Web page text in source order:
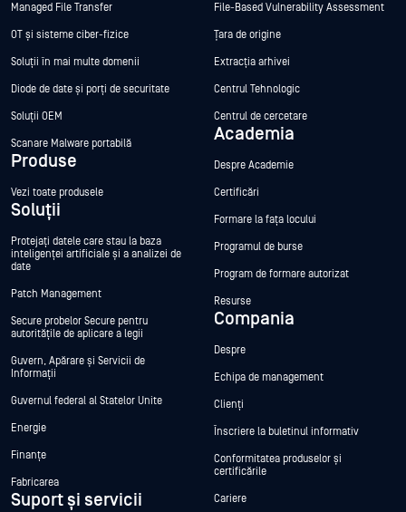
Managed File Transfer
OT și sisteme ciber-fizice
Soluții în mai multe domenii
Diode de date și porți de securitate
Soluții OEM
Scanare Malware portabilă
Produse
Vezi toate produsele
Soluții
Protejați datele care stau la baza
inteligenței artificiale și a analizei de
date
Patch Management
Secure probelor Secure pentru
autoritățile de aplicare a legii
Guvern, Apărare și Servicii de
Informații
Guvernul federal al Statelor Unite
Energie
Finanțe
Fabricarea
Suport și servicii
File-Based Vulnerability Assessment
Țara de origine
Extracția arhivei
Centrul Tehnologic
Centrul de cercetare
Academia
Despre Academie
Certificări
Formare la fața locului
Programul de burse
Program de formare autorizat
Resurse
Compania
Despre
Echipa de management
Clienți
Înscriere la buletinul informativ
Conformitatea produselor și
certificările
Cariere